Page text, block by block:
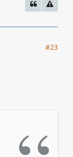
#23